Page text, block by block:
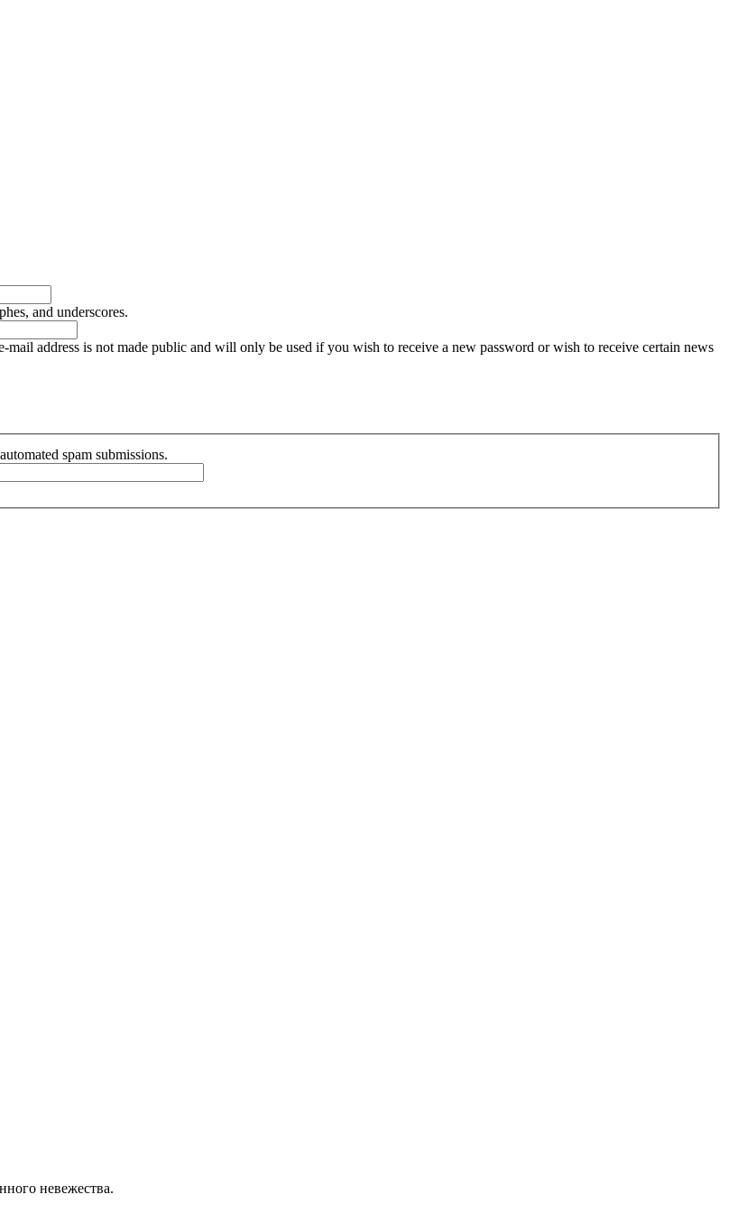
and underscores.
address is not made public and will only be used if you wish to receive a new password or wish to receive certain news
spam submissions.
невежества.